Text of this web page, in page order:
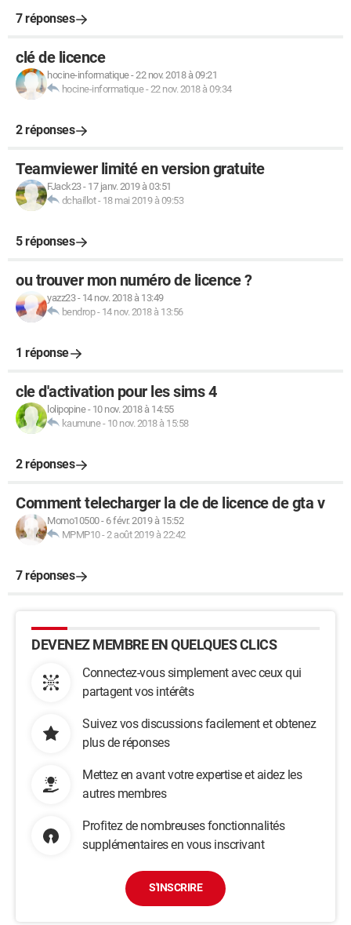
7 réponses
clé de licence
hocine-informatique-22 nov. 2018 à 09:21
hocine-informatique-22 nov. 2018 à 09:34
2 réponses
Teamviewer limité en version gratuite
FJack23- 17 janv. 2019 à 03:51
dchaillot- 18 mai 2019 à 09:53
5 réponses
ou trouver mon numéro de licence ?
yazz23- 14 nov. 2018 à 13:49
bendrop- 14 nov. 2018 à 13:56
1 réponse
cle d'activation pour les sims 4
lolipopine- 10 nov. 2018 à 14:55
kaumune- 10 nov. 2018 à 15:58
2 réponses
Comment telecharger la cle de licence de gta v
Momo10500- 6 févr. 2019 à 15:52
MPMP10-2 août 2019 à 22:42
7 réponses
DEVENEZ MEMBRE EN QUELQUES CLICS
Connectez-vous simplement avec ceux qui
partagent vos intérêts
Suivez vos discussions facilement et obtenez
plus de réponses
Mettez en avant votre expertise et aidez les
autres membres
Profitez de nombreuses fonctionnalités
supplémentaires en vous inscrivant
S'INSCRIRE